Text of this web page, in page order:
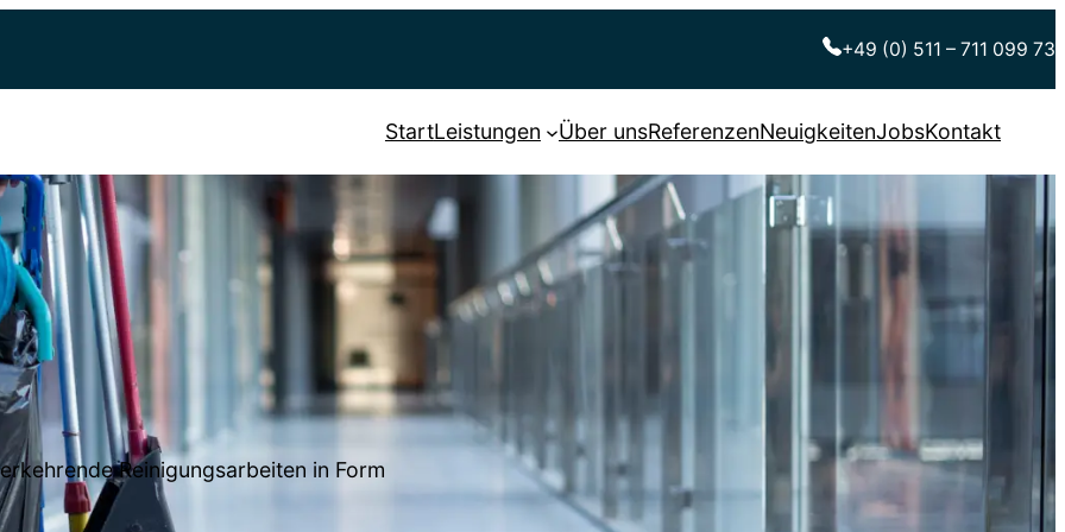
+49 (0) 511 – 711 099 73
StartLeistungen Über unsReferenzenNeuigkeitenJobsKontakt
Reinigungsarbeiten in Form